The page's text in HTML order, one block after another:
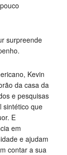
pouco
surpreende
Kevin
da casa da
e pesquisas
sintético que
E
em
e ajudam
contar a sua